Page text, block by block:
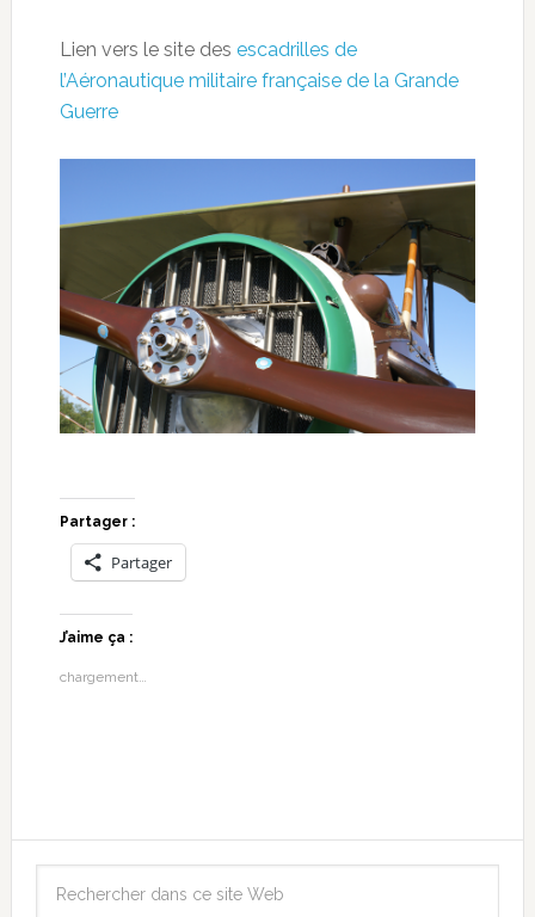
Lien vers le site des escadrilles de
l’Aéronautique militaire française de la Grande
Guerre
Partager :
Partager
J’aime ça :
chargement…